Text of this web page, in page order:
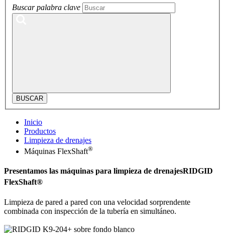
Buscar palabra clave
BUSCAR
Inicio
Productos
Limpieza de drenajes
Máquinas FlexShaft®
Presentamos las máquinas para limpieza de drenajesRIDGID
FlexShaft®
Limpieza de pared a pared con una velocidad sorprendente
combinada con inspección de la tubería en simultáneo.